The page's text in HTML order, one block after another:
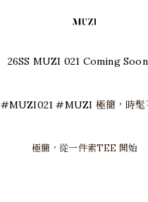
26SS MUZI 021 Coming
#MUZI021 #MUZI 極簡，時
極簡，從一件素TEE 開始